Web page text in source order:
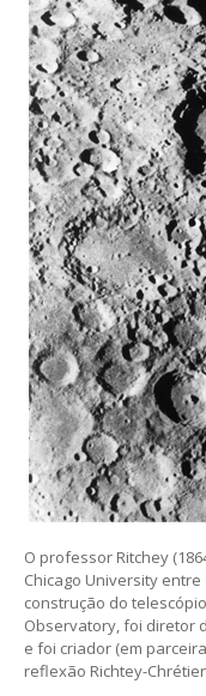
O professor Ritchey
Chicago University
construção do
Observatory, foi diretor
e foi criador (em
reflexão Richtey-